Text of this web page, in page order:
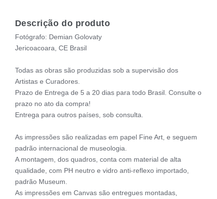
Descrição do produto
Fotógrafo: Demian Golovaty
Jericoacoara, CE Brasil
Todas as obras são produzidas sob a supervisão dos
Artistas e Curadores.
Prazo de Entrega de 5 a 20 dias para todo Brasil. Consulte o
prazo no ato da compra!
Entrega para outros países, sob consulta.
As impressões são realizadas em papel Fine Art, e seguem
padrão internacional de museologia.
A montagem, dos quadros, conta com material de alta
qualidade, com PH neutro e vidro anti-reflexo importado,
padrão Museum.
As impressões em Canvas são entregues montadas,